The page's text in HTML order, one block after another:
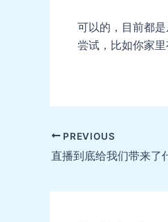
可以的，目前都
尝试，比如你家里
Post
navigation
PREVIOUS
直播到底给我们带来了